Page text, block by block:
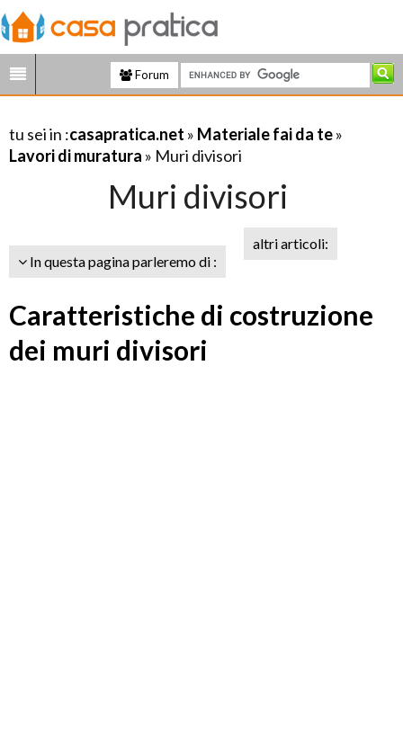
Forum
tu sei in :casapratica.net » Materiale fai da te»
Lavori di muratura » Muri divisori
Muri divisori
In questa pagina parleremo di :
altri articoli:
Caratteristiche di costruzione
dei muri divisori